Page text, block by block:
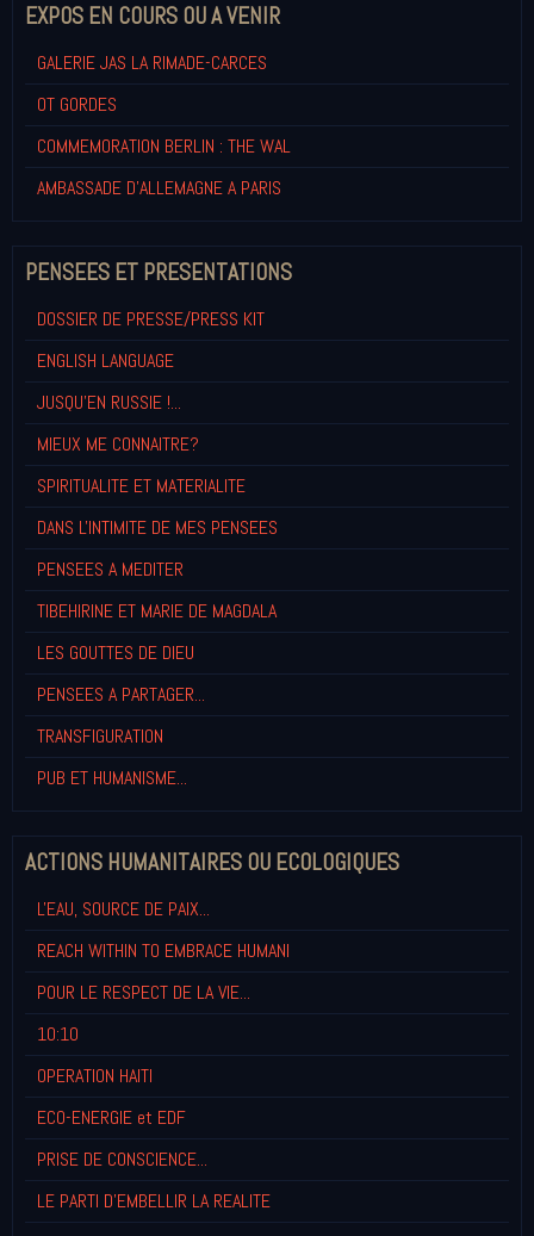
EXPOS EN COURS OU A VENIR
GALERIE JAS LA RIMADE-CARCES
OT GORDES
COMMEMORATION BERLIN : THE WAL
AMBASSADE D'ALLEMAGNE A PARIS
PENSEES ET PRESENTATIONS
DOSSIER DE PRESSE/PRESS KIT
ENGLISH LANGUAGE
JUSQU'EN RUSSIE !...
MIEUX ME CONNAITRE?
SPIRITUALITE ET MATERIALITE
DANS L'INTIMITE DE MES PENSEES
PENSEES A MEDITER
TIBEHIRINE ET MARIE DE MAGDALA
LES GOUTTES DE DIEU
PENSEES A PARTAGER...
TRANSFIGURATION
PUB ET HUMANISME...
ACTIONS HUMANITAIRES OU ECOLOGIQUES
L'EAU, SOURCE DE PAIX...
REACH WITHIN TO EMBRACE HUMANI
POUR LE RESPECT DE LA VIE...
10:10
OPERATION HAITI
ECO-ENERGIE et EDF
PRISE DE CONSCIENCE...
LE PARTI D'EMBELLIR LA REALITE